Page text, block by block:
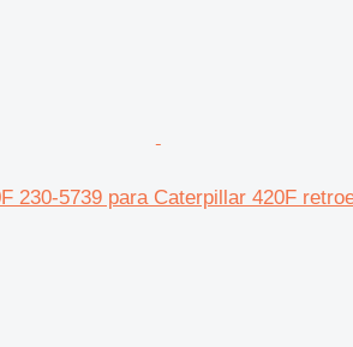
230-5739 para Caterpillar 420F